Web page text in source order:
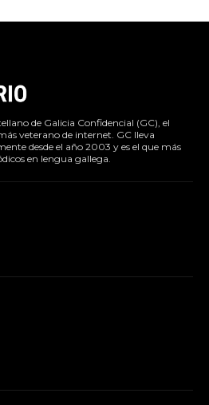
de Galicia Confidencial (GC), el
veterano de internet. GC lleva
desde el año 2003 y es el que más
en lengua gallega.